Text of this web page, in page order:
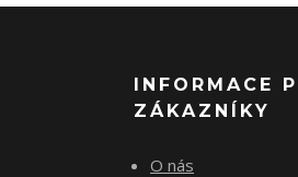
INFORMACE
ZÁKAZNÍKY
O nás